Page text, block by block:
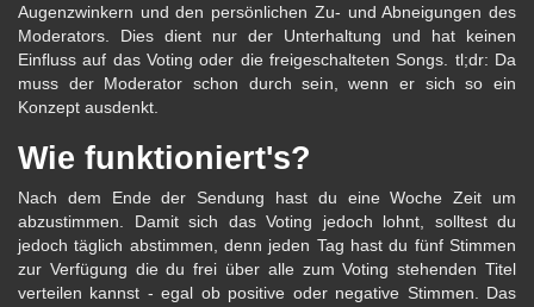
Augenzwinkern und den persönlichen Zu- und Abneigungen des
Moderators. Dies dient nur der Unterhaltung und hat keinen
Einfluss auf das Voting oder die freigeschalteten Songs. tl;dr: Da
muss der Moderator schon durch sein, wenn er sich so ein
Konzept ausdenkt.
Wie funktioniert's?
Nach dem Ende der Sendung hast du eine Woche Zeit um
abzustimmen. Damit sich das Voting jedoch lohnt, solltest du
jedoch täglich abstimmen, denn jeden Tag hast du fünf Stimmen
zur Verfügung die du frei über alle zum Voting stehenden Titel
verteilen kannst - egal ob positive oder negative Stimmen. Das